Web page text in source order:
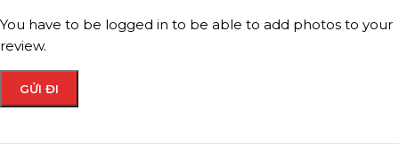
You have to be logged in to be able to add photos to your
review.